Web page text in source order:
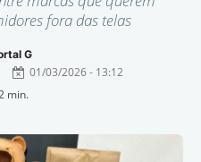
fora das telas
G
01/03/2026 - 13:12
min.